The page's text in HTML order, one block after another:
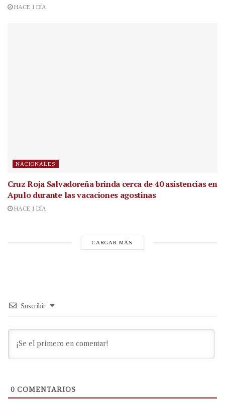
HACE 1 DÍA
NACIONALES
Cruz Roja Salvadoreña brinda cerca de 40 asistencias en
Apulo durante las vacaciones agostinas
HACE 1 DÍA
CARGAR MÁS
Suscribir
0 COMENTARIOS